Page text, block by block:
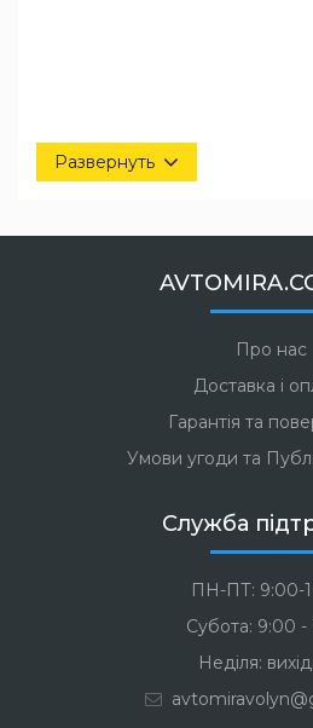
Развернуть
Про нас
Доставка і
Гарантія та
Умови угоди та
Служба
ПН-ПТ: 9:00-
Субота: 9:00 -
Неділя: